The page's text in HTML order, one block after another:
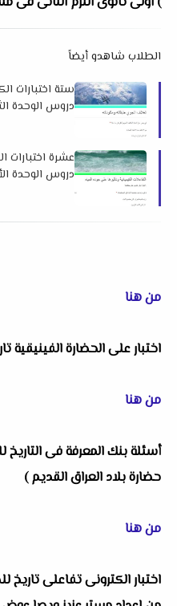
الطلاب شاهدو أيضاً
ستة اختبارات
دروس الوحدة
عشرة اختبارات
دروس الوحدة
من هنا
اختبار على الحضارة الفينيقية
من هنا
أسئلة بنك المعرفة فى التاريخ
حضارة بلاد العراق القديم )
من هنا
اختبار الكترونى تفاعلى تاريخ